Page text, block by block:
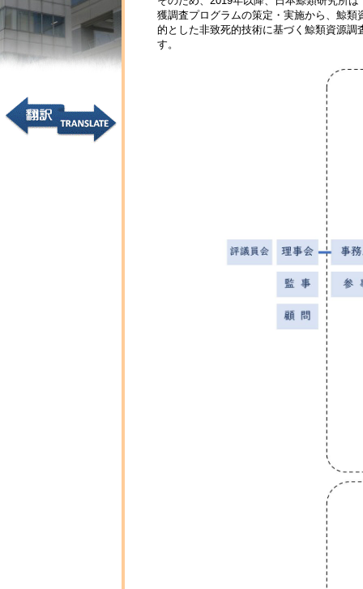
獲調査プログラムの策定・実施から、鯨
的とした非致死的技術に基づく鯨類資源
す。